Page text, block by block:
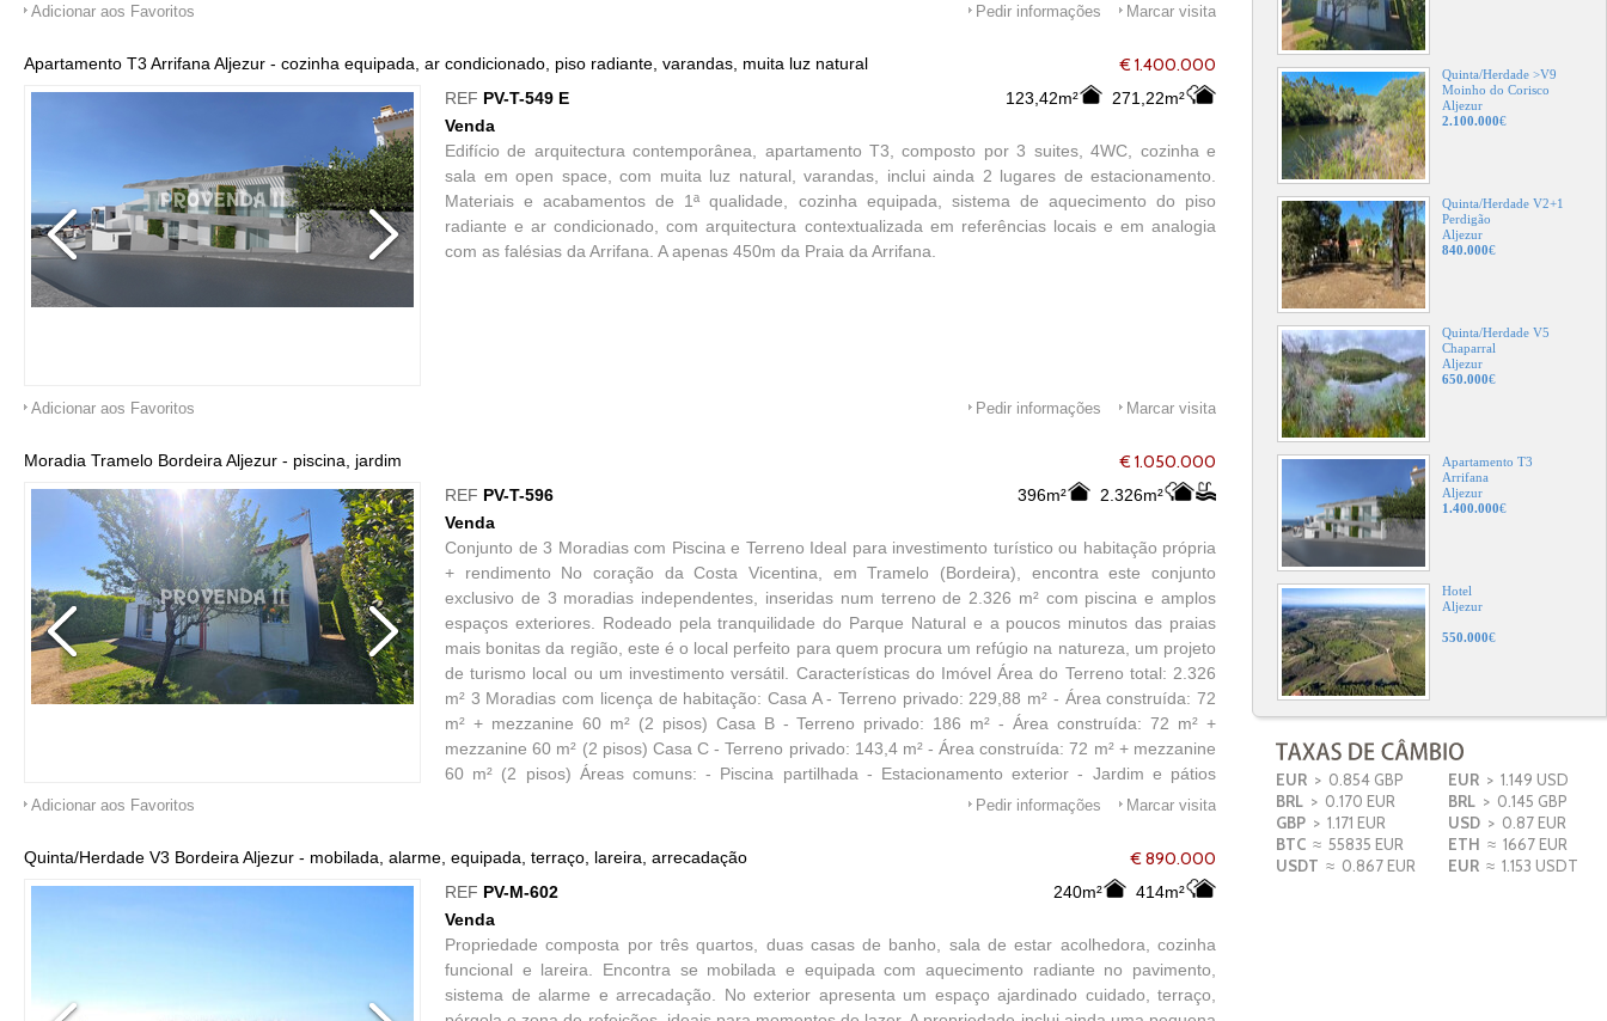
Quinta/Herdade >V9
Moinho do Corisco
Aljezur
2.100.000€
Quinta/Herdade V2+1
Perdigão
Aljezur
840.000€
Quinta/Herdade V5
Chaparral
Aljezur
650.000€
Apartamento T3
Arrifana
Aljezur
1.400.000€
Hotel
Aljezur
550.000€
EUR > 0.854 GBP
BRL > 0.170 EUR
GBP > 1.171 EUR
BTC ≈ 55835 EUR
USDT ≈ 0.867 EUR
EUR> 1.149 USD
BRL> 0.145 GBP
USD> 0.87 EUR
ETH ≈ 1667 EUR
EUR≈ 1.153 USDT
Adicionar aos Favoritos Marcar visita
Pedir informações
€ 1.400.000
Apartamento T3 Arrifana Aljezur - cozinha equipada, ar condicionado, piso radiante, varandas, muita luz natural
123,42m²
271,22m²
REF PV-T-549 E
Venda
Edifício de arquitectura contemporânea, apartamento T3, composto por 3 suites, 4WC, cozinha e
sala em open space, com muita luz natural, varandas, inclui ainda 2 lugares de estacionamento.
Materiais e acabamentos de 1ª qualidade, cozinha equipada, sistema de aquecimento do piso
radiante e ar condicionado, com arquitectura contextualizada em referências locais e em analogia
com as falésias da Arrifana. A apenas 450m da Praia da Arrifana.
Adicionar aos Favoritos Marcar visita
Pedir informações
€ 1.050.000
Moradia Tramelo Bordeira Aljezur - piscina, jardim
396m²
2.326m²
REF PV-T-596
Venda
Conjunto de 3 Moradias com Piscina e Terreno Ideal para investimento turístico ou habitação própria
+ rendimento No coração da Costa Vicentina, em Tramelo (Bordeira), encontra este conjunto
exclusivo de 3 moradias independentes, inseridas num terreno de 2.326 m² com piscina e amplos
espaços exteriores. Rodeado pela tranquilidade do Parque Natural e a poucos minutos das praias
mais bonitas da região, este é o local perfeito para quem procura um refúgio na natureza, um projeto
de turismo local ou um investimento versátil. Características do Imóvel Área do Terreno total: 2.326
m² 3 Moradias com licença de habitação: Casa A - Terreno privado: 229,88 m² - Área construída: 72
m² + mezzanine 60 m² (2 pisos) Casa B - Terreno privado: 186 m² - Área construída: 72 m² +
mezzanine 60 m² (2 pisos) Casa C - Terreno privado: 143,4 m² - Área construída: 72 m² + mezzanine
60 m² (2 pisos) Áreas comuns: - Piscina partilhada - Estacionamento exterior - Jardim e pátios
envolventes (aprox. 1.500 m²) Localização Premium: - A 10 min das praias da Arrifana, Amoreira e
(supermercados, escolas, comércio) - A 30 min de Lagos Potencial: - Investimento em alojamento
Casa para famílias ou grupos que procuram qualidade de vida e natureza Contacte-nos para mais
informações e para agendar a sua visita! Este é um imóvel raro na região — não perca a
oportunidade!
Adicionar aos Favoritos Marcar visita
Pedir informações
€ 890.000
Quinta/Herdade V3 Bordeira Aljezur - mobilada, alarme, equipada, terraço, lareira, arrecadação
240m²
414m²
REF PV-M-602
Venda
Propriedade composta por três quartos, duas casas de banho, sala de estar acolhedora, cozinha
funcional e lareira. Encontra se mobilada e equipada com aquecimento radiante no pavimento,
sistema de alarme e arrecadação. No exterior apresenta um espaço ajardinado cuidado, terraço,